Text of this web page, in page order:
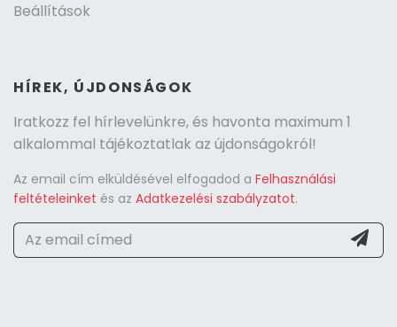
Beállítások
HÍREK, ÚJDONSÁGOK
Iratkozz fel hírlevelünkre, és havonta maximum 1
alkalommal tájékoztatlak az újdonságokról!
Az email cím elküldésével elfogadod a Felhasználási
feltételeinket és az Adatkezelési szabályzatot.